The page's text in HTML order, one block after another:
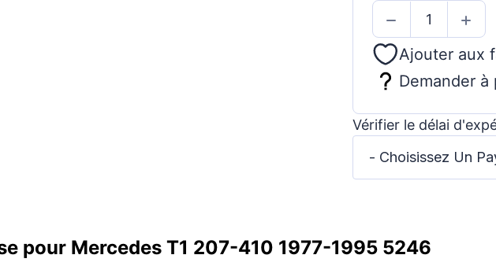
Ajouter aux
Demander
Vérifier le délai
- Choisissez Un
pour Mercedes T1 207-410 1977-1995 5246